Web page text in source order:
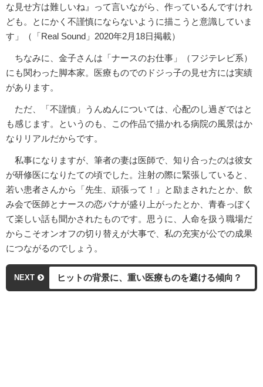
な見せ方は難しいね』って言いながら、作っているんですけれ
ども。とにかく不謹慎にならないように描こうと意識していま
す」（「Real Sound」2020年2月18日掲載）
ちなみに、金子さんは「ナースのお仕事」（フジテレビ系）
にも関わった脚本家。医療ものでのドジっ子の見せ方には実績
があります。
ただ、「不謹慎」うんぬんについては、心配のし過ぎではと
も感じます。というのも、この作品で描かれる病院の風景はか
なりリアルだからです。
私事になりますが、筆者の妻は医師で、知り合ったのは彼女
が研修医になりたての頃でした。注射の際に緊張していると、
若い患者さんから「先生、頑張って！」と励まされたとか、飲
み会で医師とナースの恋バナが盛り上がったとか、青春っぽく
て楽しい話も聞かされたものです。思うに、人命を扱う職場だ
からこそオンオフの切り替えが大事で、私の充実が公での成果
につながるのでしょう。
NEXT ヒットの背景に、重い医療ものを避ける傾向？